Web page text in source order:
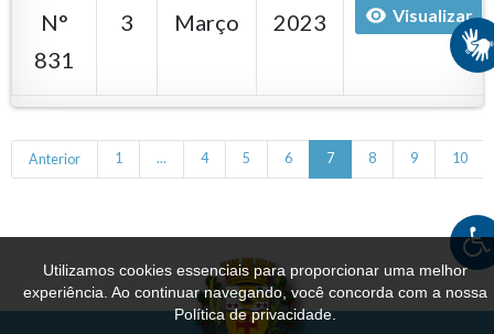
Utilizamos cookies essenciais para proporcionar uma melhor
experiência. Ao continuar navegando, você concorda com a nossa
Política de privacidade.
N°
831
3 Março 2023 Visualizar
Anterior 1 ... 4 5 6 7 8 9 10